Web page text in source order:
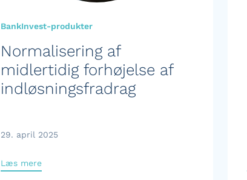
BankInvest-produkter
Normalisering af
midlertidig forhøjelse af
indløsningsfradrag
29. april 2025
Læs mere